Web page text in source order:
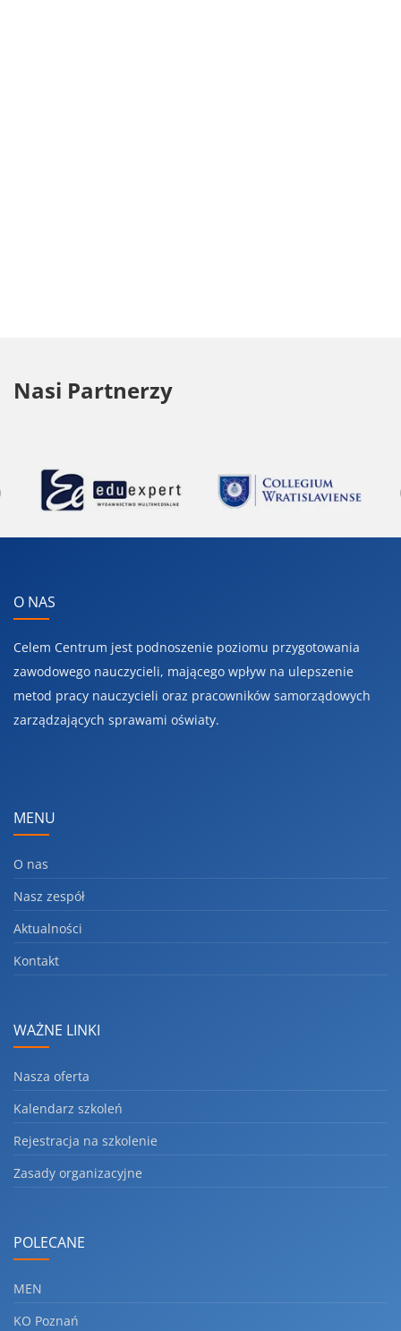
Nasi Partnerzy
Previous
O NAS
Celem Centrum jest podnoszenie poziomu przygotowania
zawodowego nauczycieli, mającego wpływ na ulepszenie
metod pracy nauczycieli oraz pracowników samorządowych
zarządzających sprawami oświaty.
MENU
O nas
Nasz zespół
Aktualności
Kontakt
WAŻNE LINKI
Nasza oferta
Kalendarz szkoleń
Rejestracja na szkolenie
Zasady organizacyjne
POLECANE
MEN
KO Poznań